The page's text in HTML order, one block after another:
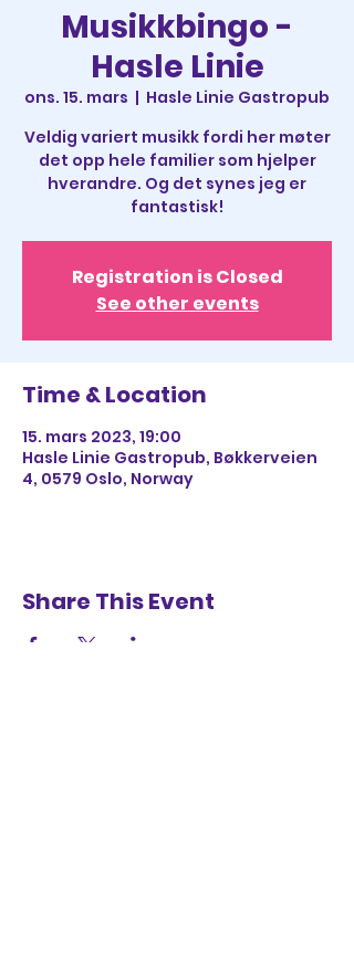
Musikkbingo -
Hasle Linie
ons. 15. mars
  |
Hasle Linie Gastropub
Veldig variert musikk fordi her møter
det opp hele familier som hjelper
hverandre. Og det synes jeg er
fantastisk!
Registration is Closed
See other events
Time & Location
15. mars 2023, 19:00
Hasle Linie Gastropub, Bøkkerveien
4, 0579 Oslo, Norway
Share This Event